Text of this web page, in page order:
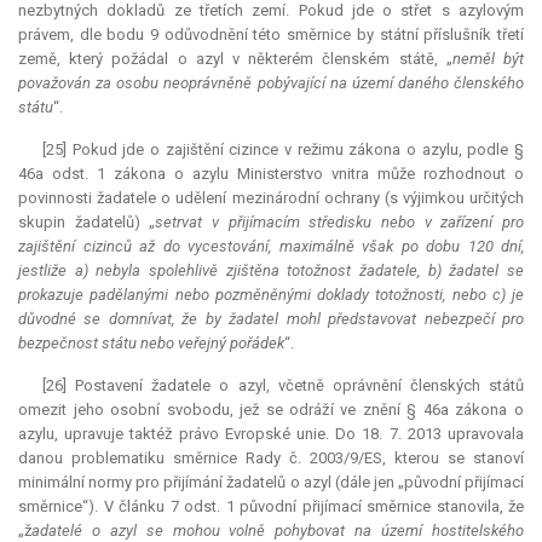
nezbytných dokladů ze třetích zemí. Pokud jde o střet s azylovým
právem, dle bodu 9 odůvodnění této směrnice by státní příslušník třetí
země, který požádal o azyl v některém členském státě, „neměl být
považován za osobu neoprávněně pobývající na území daného členského
státu“.
[25] Pokud jde o zajištění cizince v režimu zákona o azylu, podle §
46a odst. 1 zákona o azylu Ministerstvo vnitra může rozhodnout o
povinnosti žadatele o udělení mezinárodní ochrany (s výjimkou určitých
skupin žadatelů) „setrvat v přijímacím středisku nebo v zařízení pro
zajištění cizinců až do vycestování, maximálně však po dobu 120 dní,
jestliže a) nebyla spolehlivě zjištěna totožnost žadatele, b) žadatel se
prokazuje padělanými nebo pozměněnými doklady totožnosti, nebo c) je
důvodné se domnívat, že by žadatel mohl představovat nebezpečí pro
bezpečnost státu nebo veřejný pořádek“.
[26] Postavení žadatele o azyl, včetně oprávnění členských států
omezit jeho osobní svobodu, jež se odráží ve znění § 46a zákona o
azylu, upravuje taktéž právo Evropské unie. Do 18. 7. 2013 upravovala
danou problematiku směrnice Rady č. 2003/9/ES, kterou se stanoví
minimální normy pro přijímání žadatelů o azyl (dále jen „původní přijímací
směrnice“). V článku 7 odst. 1 původní přijímací směrnice stanovila, že
„žadatelé o azyl se mohou volně pohybovat na území hostitelského